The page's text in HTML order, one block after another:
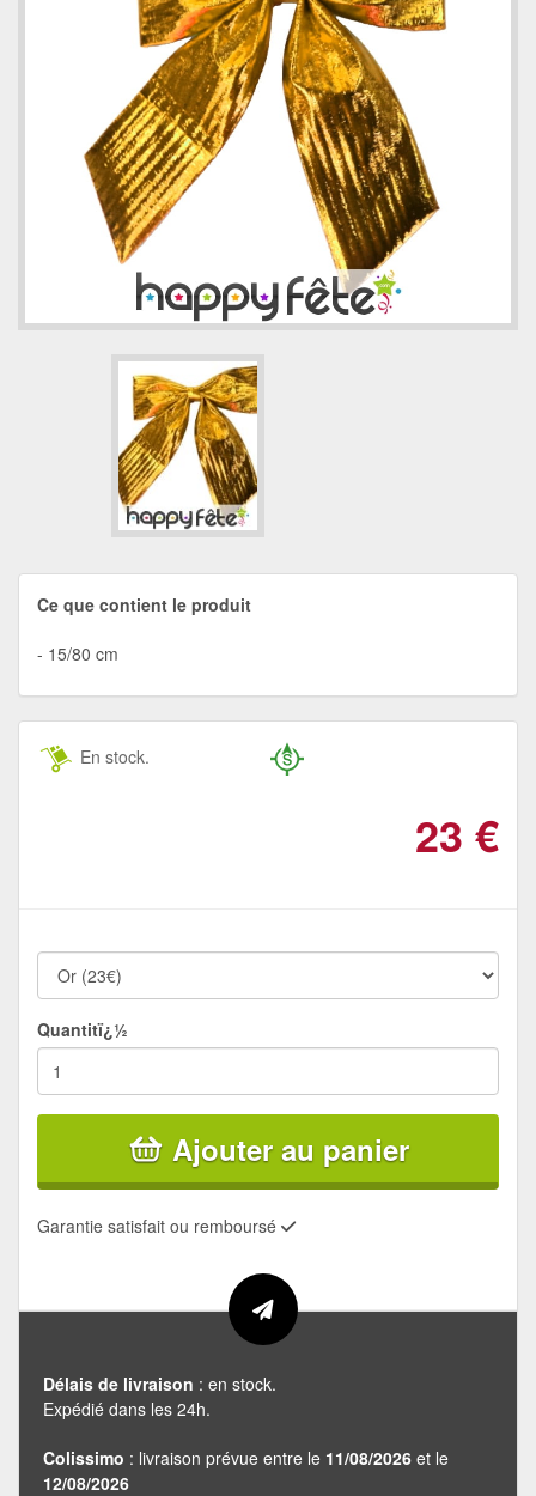
Ce que contient le produit
15/80 cm
En stock.
23 €
Quantitï¿½
Ajouter au panier
Garantie satisfait ou remboursé
Délais de livraison : en stock.
Expédié dans les 24h.
Colissimo : livraison prévue entre le 11/08/2026 et le
12/08/2026